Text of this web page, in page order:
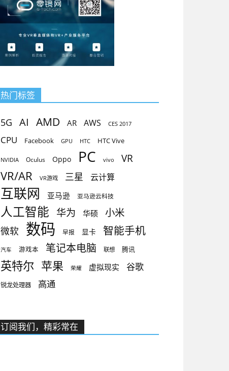
热门标签
5G AI AMD AR AWS CES 2017
CPU Facebook GPU HTC HTC Vive
NVIDIA Oculus Oppo PC vivo VR
VR/AR VR游戏 三星 云计算
互联网 亚马逊 亚马逊云科技
人工智能 华为 华硕 小米
微软 数码 早报 显卡 智能手机
汽车 游戏本 笔记本电脑 联想 腾讯
英特尔 苹果 荣耀 虚拟现实 谷歌
锐龙处理器 高通
订阅我们，精彩常在